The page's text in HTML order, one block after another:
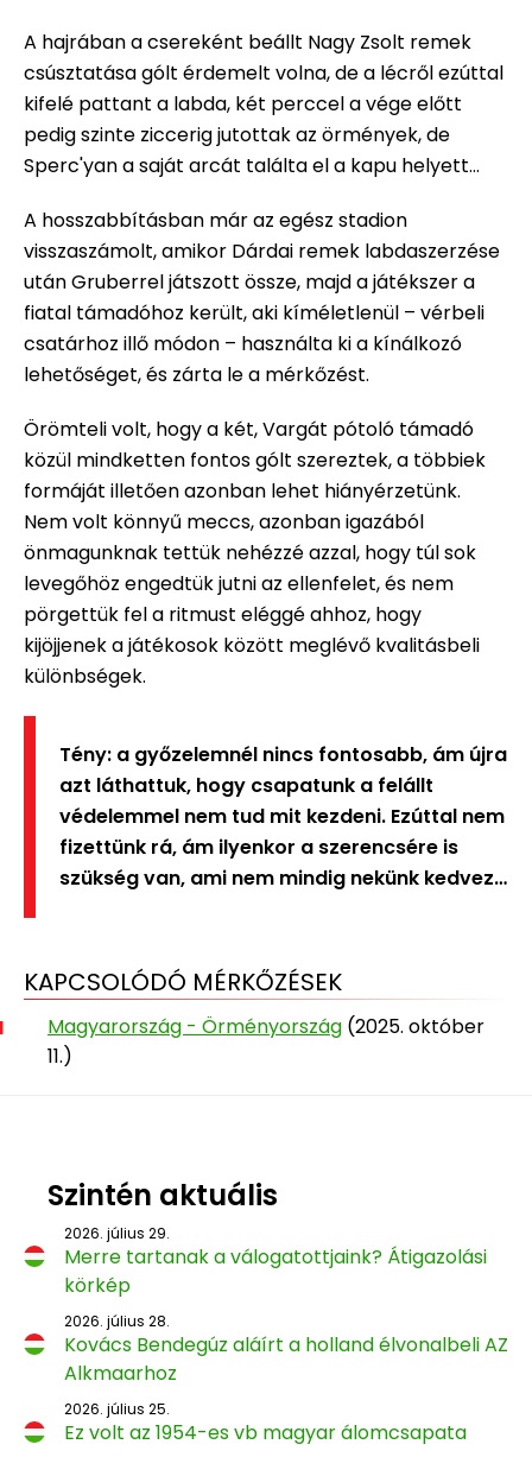
A hajrában a csereként beállt Nagy Zsolt remek
csúsztatása gólt érdemelt volna, de a lécről ezúttal
kifelé pattant a labda, két perccel a vége előtt
pedig szinte ziccerig jutottak az örmények, de
Sperc'yan a saját arcát találta el a kapu helyett…
A hosszabbításban már az egész stadion
visszaszámolt, amikor Dárdai remek labdaszerzése
után Gruberrel játszott össze, majd a játékszer a
fiatal támadóhoz került, aki kíméletlenül – vérbeli
csatárhoz illő módon – használta ki a kínálkozó
lehetőséget, és zárta le a mérkőzést.
Örömteli volt, hogy a két, Vargát pótoló támadó
közül mindketten fontos gólt szereztek, a többiek
formáját illetően azonban lehet hiányérzetünk.
Nem volt könnyű meccs, azonban igazából
önmagunknak tettük nehézzé azzal, hogy túl sok
levegőhöz engedtük jutni az ellenfelet, és nem
pörgettük fel a ritmust eléggé ahhoz, hogy
kijöjjenek a játékosok között meglévő kvalitásbeli
különbségek.
Tény: a győzelemnél nincs fontosabb, ám újra
azt láthattuk, hogy csapatunk a felállt
védelemmel nem tud mit kezdeni. Ezúttal nem
fizettünk rá, ám ilyenkor a szerencsére is
szükség van, ami nem mindig nekünk kedvez…
KAPCSOLÓDÓ MÉRKŐZÉSEK
Magyarország - Örményország (2025. október
11.)
Szintén aktuális
2026. július 29.
Merre tartanak a válogatottjaink? Átigazolási
körkép
2026. július 28.
Kovács Bendegúz aláírt a holland élvonalbeli AZ
Alkmaarhoz
2026. július 25.
Ez volt az 1954-es vb magyar álomcsapata